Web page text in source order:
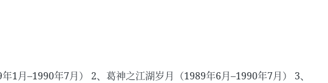
1月–1990年7月） 2、葛神之江湖岁月（1989年6月–1990年7月） 3、